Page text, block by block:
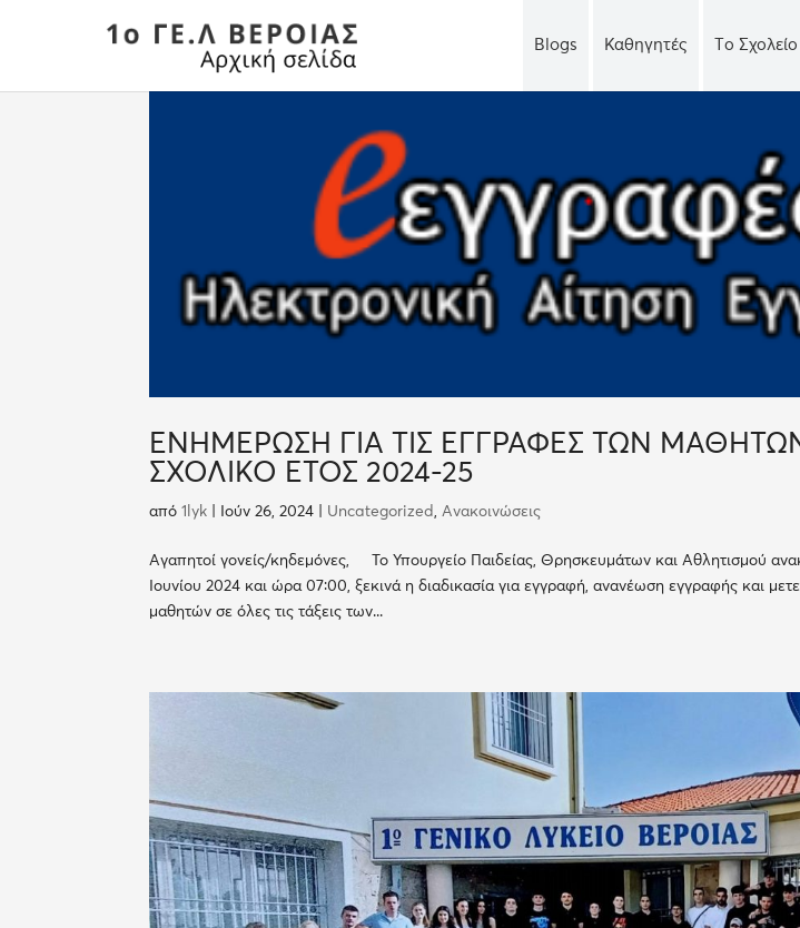
Blogs Καθηγητές Tο Σχολείο
ΕΝΗΜΕΡΩΣΗ ΓΙΑ ΤΙΣ ΕΓΓΡΑΦΕΣ ΤΩΝ
ΣΧΟΛΙΚΟ ΕΤΟΣ 2024-25
από1lyk Ιούν 26, 2024 Uncategorized Ανακοινώσεις
Αγαπητοί γονείς/κηδεμόνες, Το Υπουργείο Παιδείας, Θρησκευμάτων και Αθλητισμού
Ιουνίου 2024 και ώρα 07:00, ξεκινά η διαδικασία για εγγραφή, ανανέωση εγγραφής και
μαθητών σε όλες τις τάξεις των...